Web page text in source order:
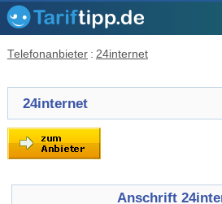
Telefonanbieter : 24internet
24internet
Anschrift